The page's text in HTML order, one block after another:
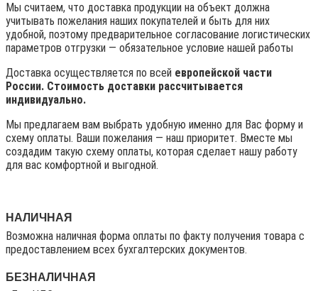
Мы считаем, что доставка продукции на объект должна
учитывать пожелания наших покупателей и быть для них
удобной, поэтому предварительное согласование логистических
параметров отгрузки — обязательное условие нашей работы
Доставка осуществляется по всей европейской части
России. Стоимость доставки рассчитывается
индивидуально.
Мы предлагаем вам выбрать удобную именно для Вас форму и
схему оплаты. Ваши пожелания — наш приоритет. Вместе мы
создадим такую схему оплаты, которая сделает нашу работу
для вас комфортной и выгодной.
НАЛИЧНАЯ
Возможна наличная форма оплаты по факту получения товара с
предоставлением всех бухгалтерских документов.
БЕЗНАЛИЧНАЯ